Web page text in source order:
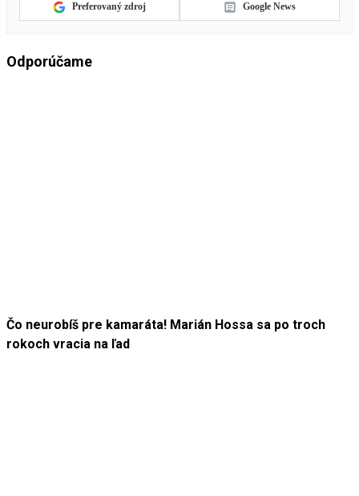
Preferovaný zdroj Google News
Odporúčame
Čo neurobíš pre kamaráta! Marián Hossa sa po troch
rokoch vracia na ľad